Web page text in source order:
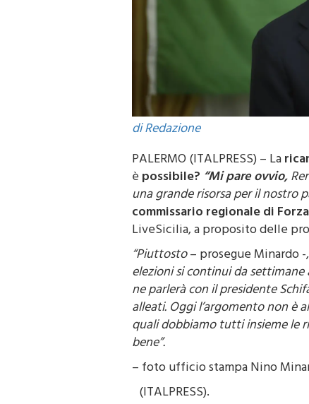
di Redazione
PALERMO (ITALPRESS) – La
èpossibile? “Mi pare ovvio,
una grande risorsa per il nostro
commissario regionale di
LiveSicilia, a proposito delle
“Piuttosto– prosegue Minardo -,
elezioni si continui da
ne parlerà con il presidente
alleati. Oggi l’argomento non è
quali dobbiamo tutti insieme le
bene”.
– foto ufficio stampa Nino
(ITALPRESS).